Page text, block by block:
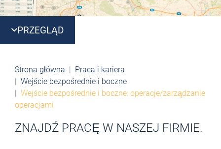
PRZEGLĄD
Strona główna
Praca i kariera
Wejście bezpośrednie i boczne
Wejście bezpośrednie i boczne: operacje/zarządzanie
operacjami
ZNAJDŹ PRACĘ W NASZEJ FIRMIE.